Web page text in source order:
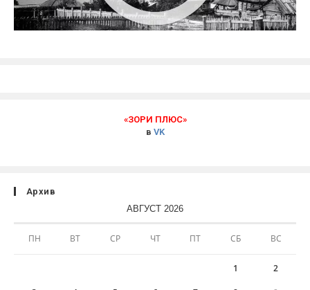
«ЗОРИ ПЛЮС»
в VK
Архив
АВГУСТ 2026
ПН ВТ СР ЧТ ПТ СБ ВС
1 2